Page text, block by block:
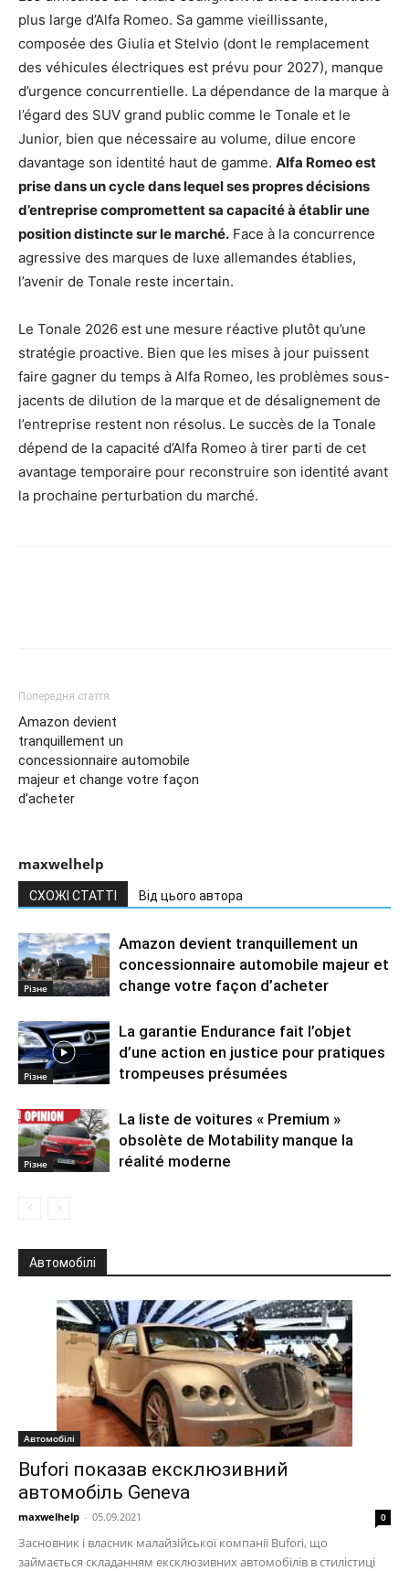
plus large d’Alfa Romeo. Sa gamme vieillissante,
composée des Giulia et Stelvio (dont le remplacement
des véhicules électriques est prévu pour 2027), manque
d’urgence concurrentielle. La dépendance de la marque à
l’égard des SUV grand public comme le Tonale et le
Junior, bien que nécessaire au volume, dilue encore
davantage son identité haut de gamme. Alfa Romeo est
prise dans un cycle dans lequel ses propres décisions
d’entreprise compromettent sa capacité à établir une
position distincte sur le marché. Face à la concurrence
agressive des marques de luxe allemandes établies,
l’avenir de Tonale reste incertain.
Le Tonale 2026 est une mesure réactive plutôt qu’une
stratégie proactive. Bien que les mises à jour puissent
faire gagner du temps à Alfa Romeo, les problèmes sous-
jacents de dilution de la marque et de désalignement de
l’entreprise restent non résolus. Le succès de la Tonale
dépend de la capacité d’Alfa Romeo à tirer parti de cet
avantage temporaire pour reconstruire son identité avant
la prochaine perturbation du marché.
Попередня стаття
Amazon devient
tranquillement un
concessionnaire automobile
majeur et change votre façon
d’acheter
maxwelhelp
СХОЖІ СТАТТІ Від цього автора
Різне
Amazon devient tranquillement un
concessionnaire automobile majeur et
change votre façon d’acheter
Різне
La garantie Endurance fait l’objet
d’une action en justice pour pratiques
trompeuses présumées
Різне
La liste de voitures « Premium »
obsolète de Motability manque la
réalité moderne
Автомобілі
Автомобілі
Bufori показав ексклюзивний
автомобіль Geneva
maxwelhelp - 05.09.2021 0
Засновник і власник малайзійської компанії Bufori, що
займається складанням ексклюзивних автомобілів в стилістиці